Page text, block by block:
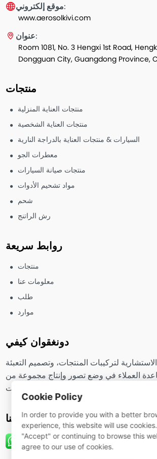
موقع إلكتروني:
www.aerosolkivi.com
عنوان:
Room 1081, No. 3 Hengxi 1st Road,
Dongguan City, Guangdong Province,
منتجات
منتجات العناية المنزلية
منتجات العناية الشخصية
السيارات & منتجات العناية بالدراجة النارية
معطرات الجو
منتجات صيانة السيارات
مواد تشحيم الأدوات
شحم
رش الراتنج
روابط سريعة
منتجات
معلومات عنا
طلب
موارد
دونغقوان كيفي
لتركيبات المنتجات، وتصميم التعبئة
العملاء في وضع تصور وإنتاج مجموعة من
تابعنا
Cookie Policy
In order to provide you with a better
experience, this website will use
"Accept" or continuing to browse this
agree to our use of cookies.